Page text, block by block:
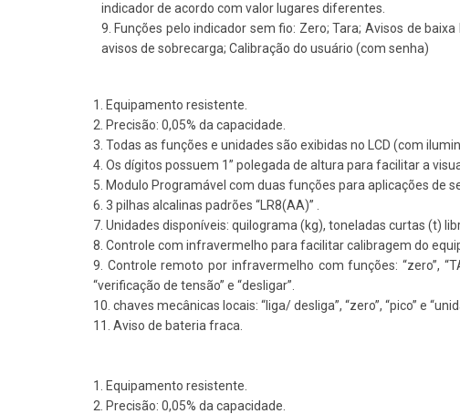
indicador de acordo com valor lugares diferentes.
9. Funções pelo indicador sem fio: Zero; Tara; Avisos de
avisos de sobrecarga; Calibração do usuário (com senha)
1. Equipamento resistente.
2. Precisão: 0,05% da capacidade.
3. Todas as funções e unidades são exibidas no LCD (com
4. Os dígitos possuem 1” polegada de altura para facilitar a
5. Modulo Programável com duas funções para aplicações de
6. 3 pilhas alcalinas padrões “LR8(AA)” .
7. Unidades disponíveis: quilograma (kg), toneladas curtas (t)
8. Controle com infravermelho para facilitar calibragem do
9. Controle remoto por infravermelho com funções: “zero”,
“verificação de tensão” e “desligar”.
10. chaves mecânicas locais: “liga/ desliga”, “zero”, “pico” e
11. Aviso de bateria fraca.
1. Equipamento resistente.
2. Precisão: 0,05% da capacidade.